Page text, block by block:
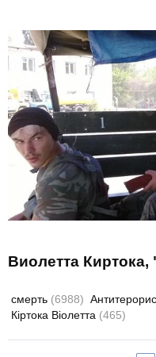
Виолетта
смерть (6988)
Кіртока Віолетта (465)